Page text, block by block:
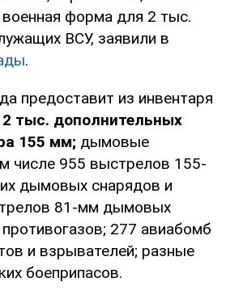
форма для 2 тыс.
ВСУ, заявили в
.
предоставит из инвентаря
2 тыс. дополнительных
155 мм; дымовые
числе 955 выстрелов 155-
дымовых снарядов и
81-мм дымовых
277 авиабомб
и взрывателей; разные
боеприпасов.